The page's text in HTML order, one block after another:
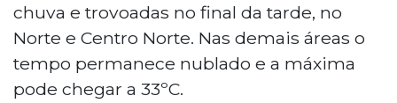
chuva e trovoadas no final da tarde, no
Norte e Centro Norte. Nas demais áreas o
tempo permanece nublado e a máxima
pode chegar a 33ºC.